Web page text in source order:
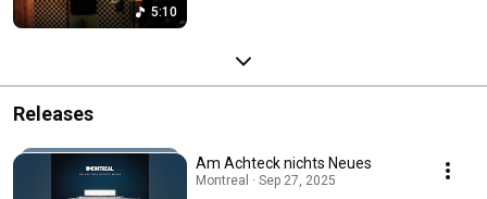
5:10
Releases
Am Achteck nichts Neues
Montreal · Sep 27, 2025